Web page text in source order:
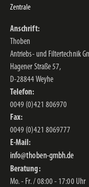
Zentrale
Anschrift:
Thoben
Antriebs- und Filtertechnik
Hagener Straße 57,
D-28844 Weyhe
Telefon:
0049 (0)421 806970
Fax:
0049 (0)421 8069777
E-Mail:
info@thoben-gmbh.de
Beratung:
Mo. - Fr. / 08:00 - 17:00 Uhr